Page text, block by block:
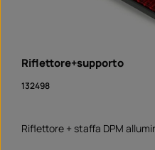
Riflettore+supporto
132498
Riflettore + staffa DPM